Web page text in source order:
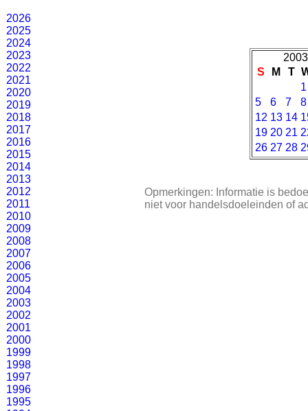
2026
2025
2024
2023
2022
2021
2020
2019
2018
2017
2016
2015
2014
2013
2012
2011
2010
2009
2008
2007
2006
2005
2004
2003
2002
2001
2000
1999
1998
1997
1996
1995
S
M T
1
5
6 7
8
12 13 14
19 20 21
26 27 28
Opmerkingen: Informatie is
niet voor handelsdoeleinden of